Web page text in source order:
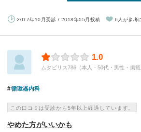
2017年10月受診 / 2018年05月投稿 6人が参考
1.0
ムタビリス786（本人・50代・男性・掲載
循環器内科
この口コミは受診から5年以上経過しています。
やめた方がいいかも